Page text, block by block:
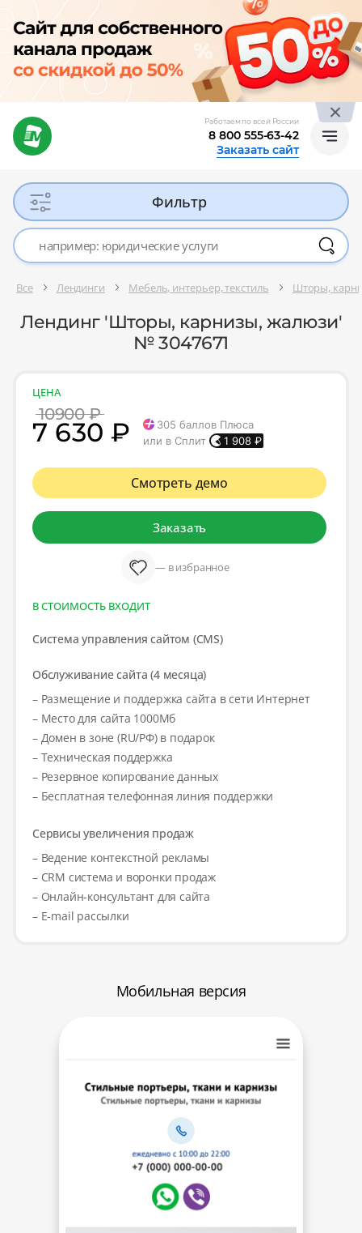
Работаем по всей России
8 800 555-63-42
Заказать сайт
Фильтр
Все Лендинги Мебель, интерьер, текстиль Шторы,
Лендинг 'Шторы, карнизы, жалюзи'
№ 3047671
ЦЕНА
10900 ₽
7 630 ₽ 305 баллов Плюса
или в Сплит
1 908 ₽
Смотреть демо
Заказать
— в избранное
В СТОИМОСТЬ ВХОДИТ
Система управления сайтом (CMS)
Обслуживание сайта (4 месяца)
– Размещение и поддержка сайта в сети Интернет
– Место для сайта 1000Мб
– Домен в зоне (RU/РФ) в подарок
– Техническая поддержка
– Резервное копирование данных
– Бесплатная телефонная линия поддержки
Сервисы увеличения продаж
– Ведение контекстной рекламы
– CRM система и воронки продаж
– Онлайн-консультант для сайта
– E-mail рассылки
Мобильная версия